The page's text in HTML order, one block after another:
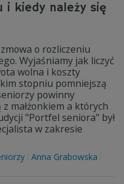
i kiedy należy się
o rozliczeniu
Wyjaśniamy jak liczyć
wolna i koszty
stopniu pomniejszą
powinny
małżonkiem a których
"Portfel seniora" był
w zakresie
Anna Grabowska